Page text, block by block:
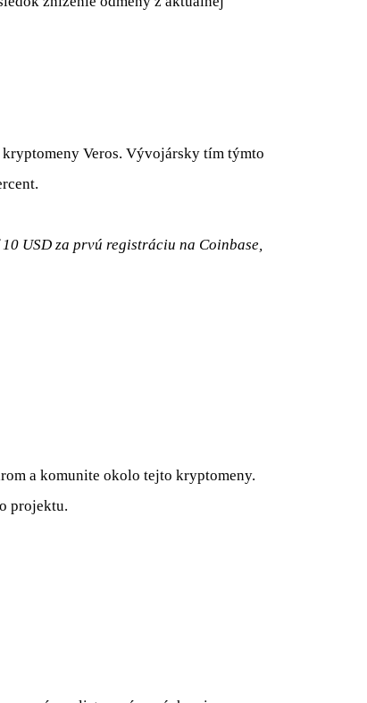
Veros. Vývojársky tím týmto
USD za prvú registráciu na Coinbase,
a komunite okolo tejto kryptomeny.
projektu.